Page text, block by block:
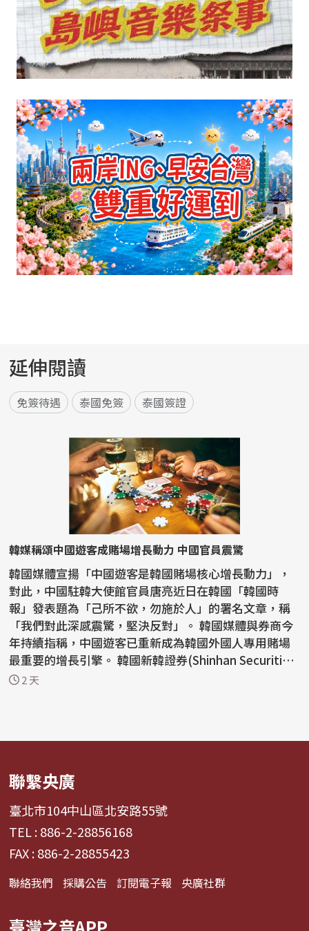
延伸閱讀
免簽待遇 泰國免簽 泰國簽證
韓媒稱頌中國遊客成賭場增長動力 中國官員震驚
韓國媒體宣揚「中國遊客是韓國賭場核心增長動力」，
對此，中國駐韓大使館官員唐亮近日在韓國「韓國時
報」發表題為「己所不欲，勿施於人」的署名文章，稱
「我們對此深感震驚，堅決反對」。 韓國媒體與券商今
年持續指稱，中國遊客已重新成為韓國外國人專用賭場
最重要的增長引擎。 韓國新韓證券(Shinhan Securitie
s)分...
2 天
聯繫央廣
臺北市104中山區北安路55號
TEL : 886-2-28856168
FAX : 886-2-28855423
聯絡我們 採購公告 訂閱電子報 央廣社群